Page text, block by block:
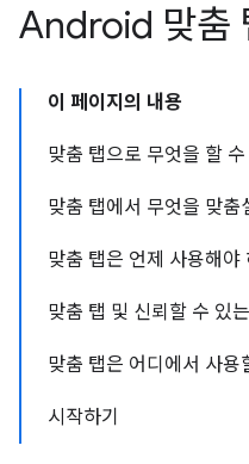
Android 맞춤
이 페이지의 내용
맞춤 탭으로 무엇을 할
맞춤 탭에서 무엇을 맞춤
맞춤 탭은 언제 사용해야
맞춤 탭 및 신뢰할 수 있
맞춤 탭은 어디에서 사용
시작하기